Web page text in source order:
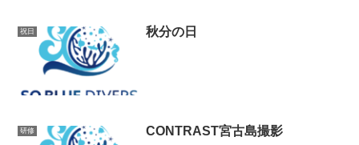
祝日 秋分の日
研修 CONTRAST宮古島撮影